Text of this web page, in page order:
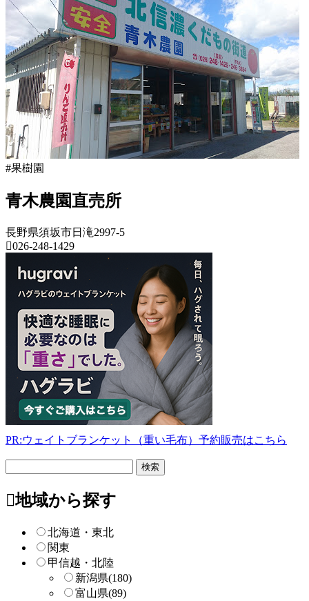
日
野
県
果
樹
園
2022
年
8
月
18
日
年
月
20
日
売
ね
っ
#果樹園
青木農園直売所
長野県須坂市日滝2997-5
026-248-1429
長
野
県
2022
日
2022
年
8
20
直
売
所
っ
PR:ウェイトブランケット（重い毛布）予約販売はこちら
ー
検地域から探す
北海道・東北
関東
甲信越・北陸
新潟県(180)
富山県(89)